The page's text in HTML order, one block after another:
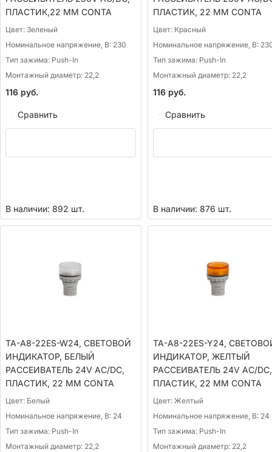
ПЛАСТИК,22 ММ CONTA
Цвет: Зеленый
Номинальное напряжение, В: 230
Тип зажима: Push-In
Монтажный диаметр: 22,2
116 руб.
Сравнить
В наличии: 892 шт.
ПЛАСТИК, 22 ММ CONTA
Цвет: Красный
Номинальное напряжение, В:
Тип зажима: Push-In
Монтажный диаметр: 22,2
116руб.
Сравнить
В наличии: 876 шт.
TA-A8-22ES-W24, СВЕТОВОЙ
ИНДИКАТОР, БЕЛЫЙ
РАССЕИВАТЕЛЬ 24V AC/DC,
ПЛАСТИК, 22 ММ CONTA
Цвет: Белый
Номинальное напряжение, В: 24
Тип зажима: Push-In
Монтажный диаметр: 22,2
TA-A8-22ES-Y24,
ИНДИКАТОР, ЖЕЛТЫЙ
РАССЕИВАТЕЛЬ 24V AC/DC,
ПЛАСТИК, 22 ММ CONTA
Цвет: Желтый
Номинальное напряжение, В: 24
Тип зажима: Push-In
Монтажный диаметр: 22,2